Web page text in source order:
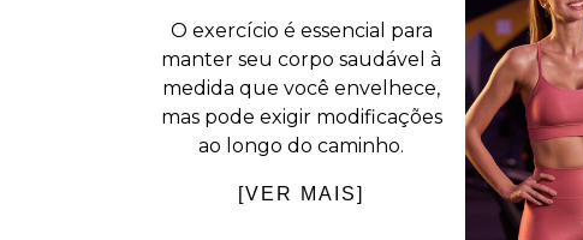
O exercício é essencial para
manter seu corpo saudável à
medida que você envelhece,
mas pode exigir modificações
ao longo do caminho.
[VER MAIS]